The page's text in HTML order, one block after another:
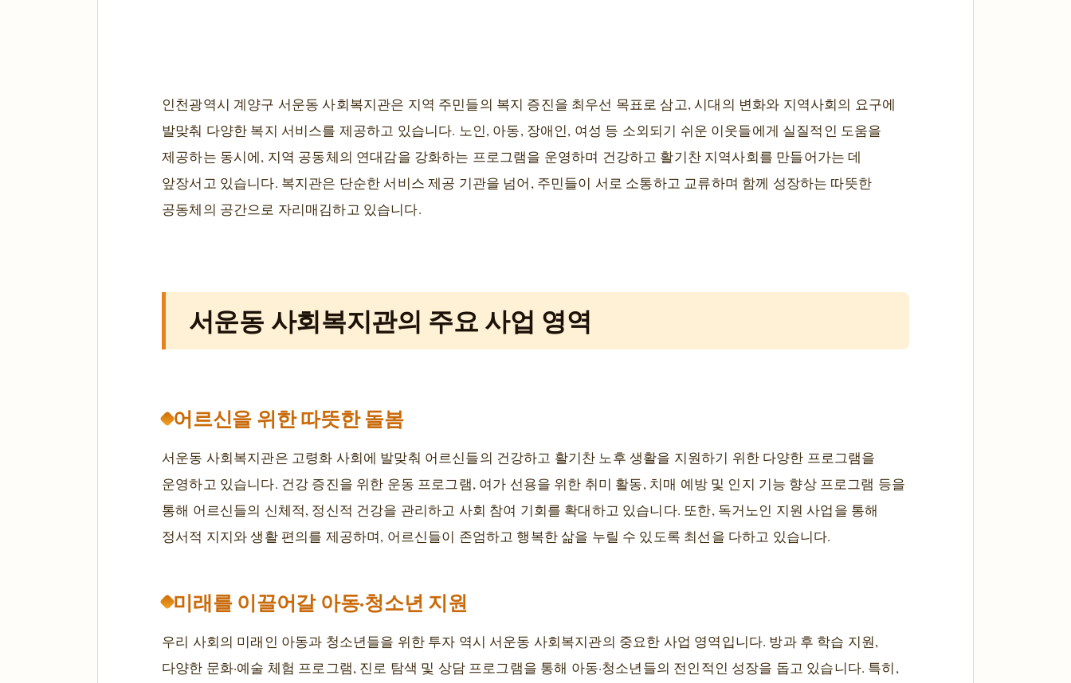
인천광역시 계양구 서운동 사회복지관은 지역 주민들의 복지 증진을 최우선 목표로 삼고, 시대의 변화와 지역사회의 요구에
발맞춰 다양한 복지 서비스를 제공하고 있습니다. 노인, 아동, 장애인, 여성 등 소외되기 쉬운 이웃들에게 실질적인 도움을
제공하는 동시에, 지역 공동체의 연대감을 강화하는 프로그램을 운영하며 건강하고 활기찬 지역사회를 만들어가는 데
앞장서고 있습니다. 복지관은 단순한 서비스 제공 기관을 넘어, 주민들이 서로 소통하고 교류하며 함께 성장하는 따뜻한
공동체의 공간으로 자리매김하고 있습니다.
서운동 사회복지관의 주요 사업 영역
어르신을 위한 따뜻한 돌봄
서운동 사회복지관은 고령화 사회에 발맞춰 어르신들의 건강하고 활기찬 노후 생활을 지원하기 위한 다양한 프로그램을
운영하고 있습니다. 건강 증진을 위한 운동 프로그램, 여가 선용을 위한 취미 활동, 치매 예방 및 인지 기능 향상 프로그램 등을
통해 어르신들의 신체적, 정신적 건강을 관리하고 사회 참여 기회를 확대하고 있습니다. 또한, 독거노인 지원 사업을 통해
정서적 지지와 생활 편의를 제공하며, 어르신들이 존엄하고 행복한 삶을 누릴 수 있도록 최선을 다하고 있습니다.
미래를 이끌어갈 아동·청소년 지원
우리 사회의 미래인 아동과 청소년들을 위한 투자 역시 서운동 사회복지관의 중요한 사업 영역입니다. 방과 후 학습 지원,
다양한 문화·예술 체험 프로그램, 진로 탐색 및 상담 프로그램을 통해 아동·청소년들의 전인적인 성장을 돕고 있습니다. 특히,